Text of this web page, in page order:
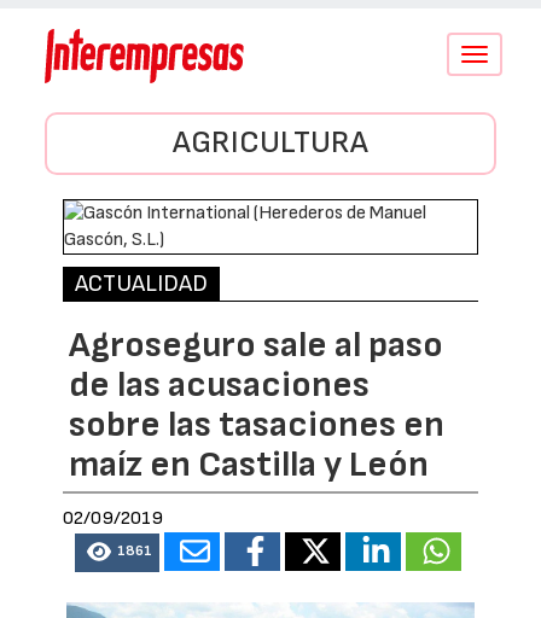
Conmutar
AGRICULTURA
ACTUALIDAD
Agroseguro sale al paso
de las acusaciones
sobre las tasaciones en
maíz en Castilla y León
02/09/2019
1861